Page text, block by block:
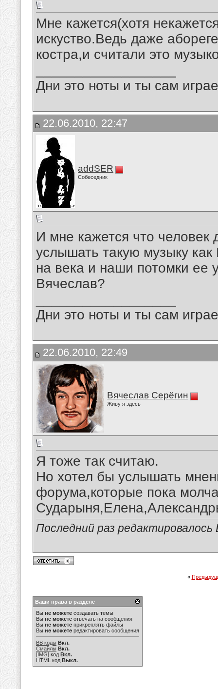
Мне кажется(хотя
искуство.Ведь даже
костра,и считали это
Дни это ноты и ты сам
22.06.2010, 22:47
addSER
Собеседник
И мне кажется что человек
услышать такую музыку
на века и наши потомки ее
Вячеслав?
Дни это ноты и ты сам
22.06.2010, 22:49
Вячеслав Серёгин
Живу я здесь
Я тоже так считаю.
Но хотел бы услышать
форума,которые пока
Последний раз
«
Ваши права в разделе
Вы не можете создавать темы
Вы не можете отвечать на сообщения
Вы не можете прикреплять файлы
Вы не можете редактировать сообщения
BB коды Вкл.
Смайлы Вкл.
[IMG] код Вкл.
HTML код Выкл.